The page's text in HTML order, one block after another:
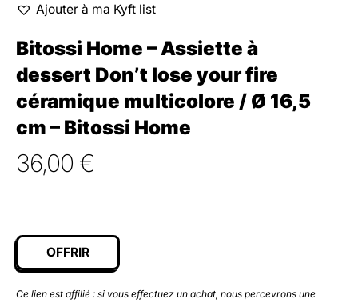
Ajouter à ma Kyft list
Bitossi Home – Assiette à
dessert Don’t lose your fire
céramique multicolore / Ø 16,5
cm – Bitossi Home
36,00 €
OFFRIR
Ce lien est affilié : si vous effectuez un achat, nous percevrons une